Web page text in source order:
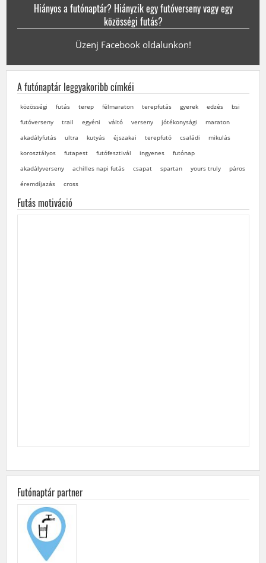
Hiányos a futónaptár? Hiányzik egy futóverseny vagy egy
közösségi futás?
Üzenj Facebook oldalunkon!
A futónaptár leggyakoribb címkéi
közösségi futás terep félmaraton terepfutás gyerek edzés
bsi
futóverseny
trail egyéni váltó verseny jótékonysági
maraton
akadályfutás
ultra kutyás éjszakai terepfutó családi
mikulás
korosztályos
futapest futófesztivál ingyenes
futónap
akadályverseny
achilles napi futás csapat spartan yours truly
páros
éremdíjazás
cross
Futás motiváció
Futónaptár partner